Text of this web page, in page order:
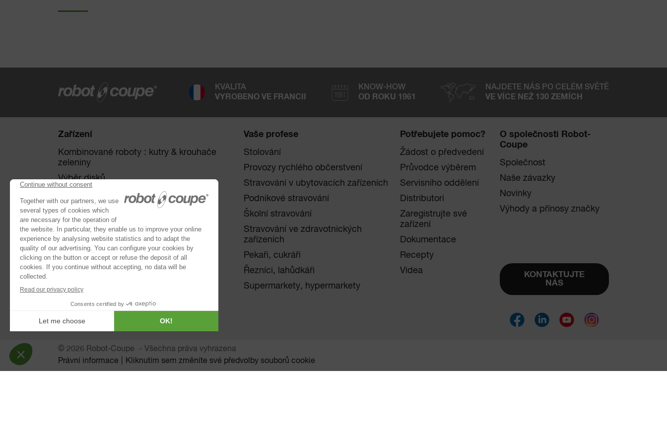
KVALITA
VYROBENO VE FRANCII
KNOW-HOW
OD ROKU 1961
NAJDETE NÁS PO CELÉM SVĚTĚ
VE VÍCE NEŽ 130 ZEMÍCH
Zařízení
Kombinované roboty : kutry & krouhače
zeleniny
Výběr disků
Krouhače zeleniny
Kutry
Robot Cook
Blixer ®
Kitchen Blenders
Ponorné mixéry
Automatický odšťavňovač
Automatická síta
PLANETÁRNÍ MIXÉR
Vaše profese
Stolování
Provozy rychlého občerstvení
Stravování v ubytovacích zařízeních
Podnikové stravování
Školní stravování
Stravování ve zdravotnických
zařízeních
Pekaři, cukráři
Řezníci, lahůdkáři
Supermarkety, hypermarkety
Potřebujete pomoc?
Žádost o předvedení
Průvodce výběrem
Servisního oddělení
Distributori
Zaregistrujte své
zařízení
Dokumentace
Recepty
Videa
O společnosti Robot-
Coupe
Společnost
Naše závazky
Novinky
Výhody a přínosy značky
KONTAKTUJTE
NÁS
© 2026 Robot-Coupe
Všechna práva vyhrazena
Právní informace
Kliknutím sem změníte své předvolby souborů cookie